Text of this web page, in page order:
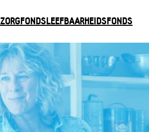
ZORGFONDSLEEFBAARHEIDSFONDS